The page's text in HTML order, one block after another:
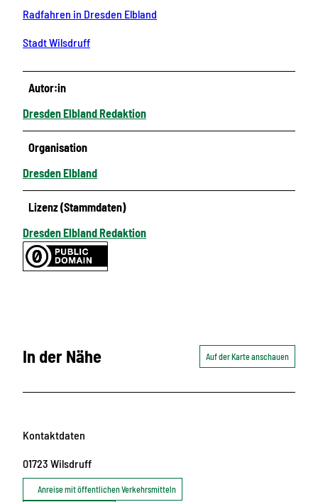
Radfahren in Dresden Elbland
Stadt Wilsdruff
Autor:in
Dresden Elbland Redaktion
Organisation
Dresden Elbland
Lizenz (Stammdaten)
Dresden Elbland Redaktion
In der Nähe Auf der Karte anschauen
Kontaktdaten
01723 Wilsdruff
Anreise mit öffentlichen Verkehrsmitteln